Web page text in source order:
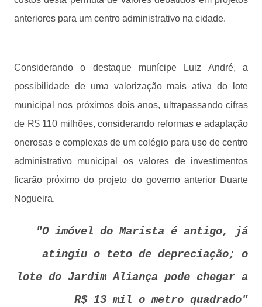
anteriores para um centro administrativo na cidade.
Considerando o destaque munícipe Luiz André, a
possibilidade de uma valorização mais ativa do lote
municipal nos próximos dois anos, ultrapassando cifras
de R$ 110 milhões, considerando reformas e adaptação
onerosas e complexas de um colégio para uso de centro
administrativo municipal os valores de investimentos
ficarão próximo do projeto do governo anterior Duarte
Nogueira.
"O imóvel do Marista é antigo, já
atingiu o teto de depreciação; o
lote do Jardim Aliança pode chegar a
R$ 13 mil o metro quadrado"